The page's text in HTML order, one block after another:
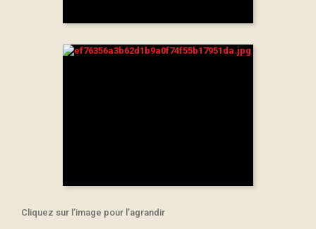
Cliquez sur l’image pour l’agrandir